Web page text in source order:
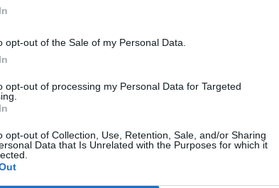
opt-out of the Sale of my Personal Data.
opt-out of processing my Personal Data for Targeted
opt-out of Collection, Use, Retention, Sale, and/or Sharing
Data that Is Unrelated with the Purposes for which it
υπερεκτιμημένες
φιλοδωρήματα για να ζήσουν, ενώ η ζωή
ένα ποτό δωρεάν!»
πως δικαιούται τζάμπα πράγματα.